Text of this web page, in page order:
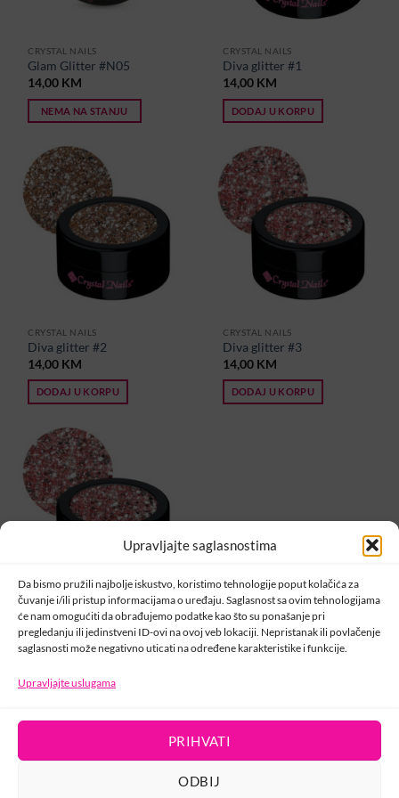
Upravljajte saglasnostima
Da bismo pružili najbolje iskustvo, koristimo tehnologije poput kolačića za
čuvanje i/ili pristup informacijama o uređaju. Saglasnost sa ovim tehnologijama
će nam omogućiti da obrađujemo podatke kao što su ponašanje pri
pregledanju ili jedinstveni ID-ovi na ovoj veb lokaciji. Nepristanak ili povlačenje
saglasnosti može negativno uticati na određene karakteristike i funkcije.
Upravljajte uslugama
PRIHVATI
ODBIJ
CRYSTAL NAILS
Glam Glitter #N05
14,00 KM
NEMA NA STANJU
CRYSTAL NAILS
Diva glitter #1
14,00 KM
DODAJ U KORPU
CRYSTAL NAILS
Diva glitter #2
14,00 KM
DODAJ U KORPU
CRYSTAL NAILS
Diva glitter #3
14,00 KM
DODAJ U KORPU
CRYSTAL NAILS
Diva glitter #4
14,00KM
KONTAKT